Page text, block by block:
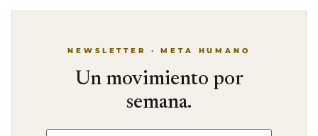
NEWSLETTER · META HUMANO
Un movimiento por
semana.